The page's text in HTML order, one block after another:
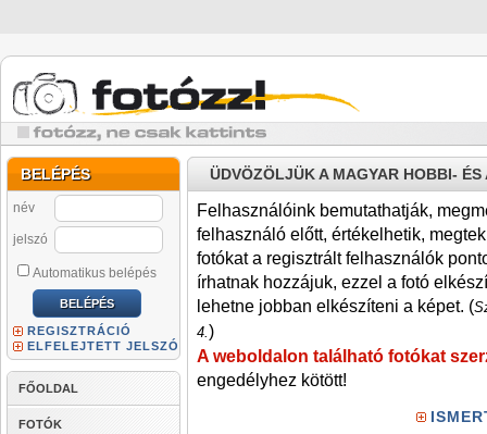
BELÉPÉS
név
jelszó
Automatikus belépés
REGISZTRÁCIÓ
ELFELEJTETT JELSZÓ
FŐOLDAL
FOTÓK
ÜDVÖZÖLJÜK A MAGYAR HOBBI-
Felhasználóink bemutathatják,
felhasználó előtt, értékelhetik,
fotókat a regisztrált felhasználók
írhatnak hozzájuk, ezzel a fotó
lehetne jobban elkészíteni a képet. (
4.)
A weboldalon található fotókat
engedélyhez kötött!